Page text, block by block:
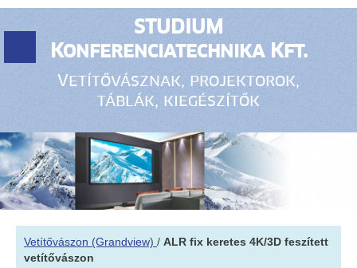
STUDIUM
Konferenciatechnika Kft.
Vetítővásznak, projektorok,
táblák, kiegészítők
Vetítővászon (Grandview) / ALR fix keretes 4K/3D feszített
vetítővászon